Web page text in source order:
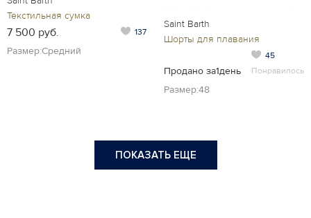
Текстильная сумка
7 500 руб. 137
Размер:Средний
Saint Barth
Шорты для плавания
Продано за1день
45
Понравилось
Размер:48
ПОКАЗАТЬ ЕЩЕ